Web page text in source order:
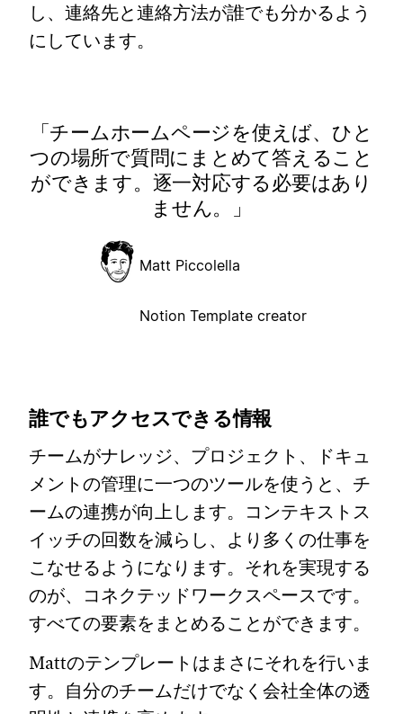
し、連絡先と連絡方法が誰でも分かるよう
にしています。
チームホームページを使えば、ひと
つの場所で質問にまとめて答えること
ができます。逐一対応する必要はあり
ません。
Matt Piccolella
Notion Template creator
誰でもアクセスできる情報
チームがナレッジ、プロジェクト、ドキュ
メントの管理に一つのツールを使うと、チ
ームの連携が向上します。コンテキストス
イッチの回数を減らし、より多くの仕事を
こなせるようになります。それを実現する
のが、コネクテッドワークスペースです。
すべての要素をまとめることができます。
Mattのテンプレートはまさにそれを行いま
す。自分のチームだけでなく会社全体の透